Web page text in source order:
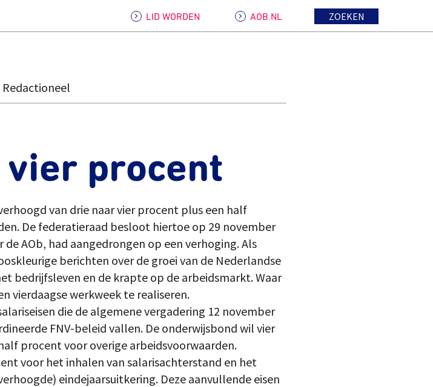
LID WORDEN AOB.NL ZOEKEN
Redactioneel
vier procent
van drie naar vier procent plus een half
De federatieraad besloot hiertoe op 29 november
AOb, had aangedrongen op een verhoging. Als
berichten over de groei van de Nederlandse
bedrijfsleven en de krapte op de arbeidsmarkt. Waar
vierdaagse werkweek te realiseren.
die de algemene vergadering 12 november
FNV-beleid vallen. De onderwijsbond wil vier
procent voor overige arbeidsvoorwaarden.
voor het inhalen van salarisachterstand en het
eindejaarsuitkering. Deze aanvullende eisen